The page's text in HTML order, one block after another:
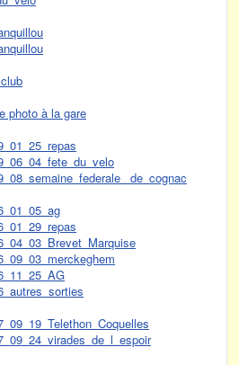
photo à la gare
de_cognac